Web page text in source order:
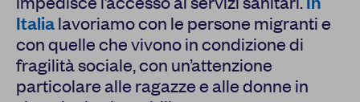
Italialavoriamo con le persone migranti e
con quelle che vivono in condizione di
fragilità sociale, con un’attenzione
particolare alle ragazze e alle donne in